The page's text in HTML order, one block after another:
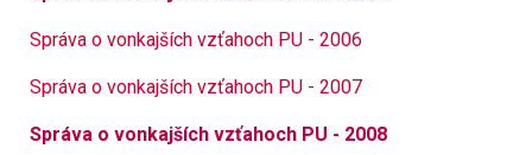
Správa o vonkajších vzťahoch PU - 2006
Správa o vonkajších vzťahoch PU - 2007
Správa o vonkajších vzťahoch PU - 2008